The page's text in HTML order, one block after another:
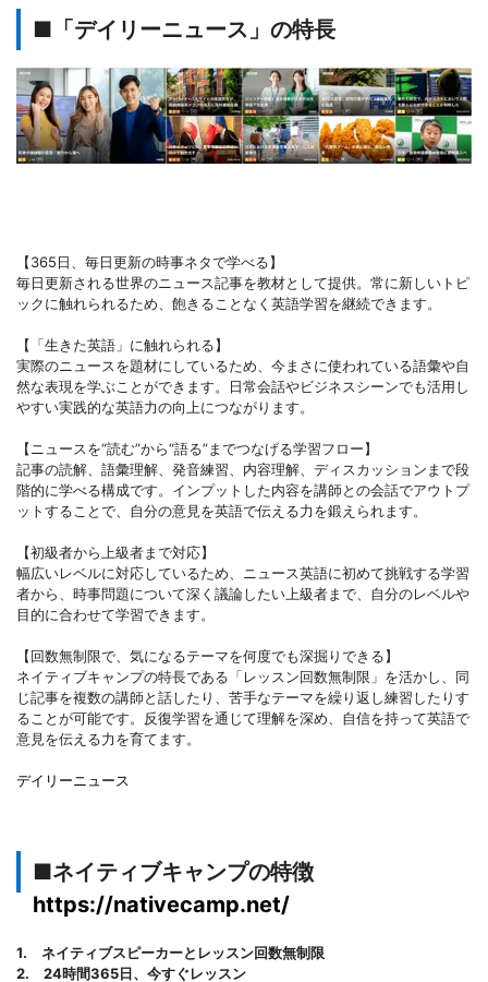
■「デイリーニュース」の特長
【365日、毎日更新の時事ネタで学べる】
毎日更新される世界のニュース記事を教材として提供。常に新しいトピ
ックに触れられるため、飽きることなく英語学習を継続できます。
【「生きた英語」に触れられる】
実際のニュースを題材にしているため、今まさに使われている語彙や自
然な表現を学ぶことができます。日常会話やビジネスシーンでも活用し
やすい実践的な英語力の向上につながります。
【ニュースを“読む”から“語る”までつなげる学習フロー】
記事の読解、語彙理解、発音練習、内容理解、ディスカッションまで段
階的に学べる構成です。インプットした内容を講師との会話でアウトプ
ットすることで、自分の意見を英語で伝える力を鍛えられます。
【初級者から上級者まで対応】
幅広いレベルに対応しているため、ニュース英語に初めて挑戦する学習
者から、時事問題について深く議論したい上級者まで、自分のレベルや
目的に合わせて学習できます。
【回数無制限で、気になるテーマを何度でも深掘りできる】
ネイティブキャンプの特長である「レッスン回数無制限」を活かし、同
じ記事を複数の講師と話したり、苦手なテーマを繰り返し練習したりす
ることが可能です。反復学習を通じて理解を深め、自信を持って英語で
意見を伝える力を育てます。
デイリーニュース
■ネイティブキャンプの特徴
https://nativecamp.net/
1. ネイティブスピーカーとレッスン回数無制限
2. 24時間365日、今すぐレッスン